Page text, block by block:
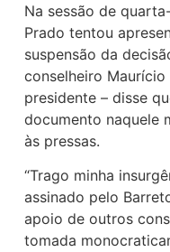
Na sessão de
Prado tentou
suspensão da
conselheiro
presidente – disse
documento naquele
às pressas.
“Trago minha
assinado pelo
apoio de outros
tomada